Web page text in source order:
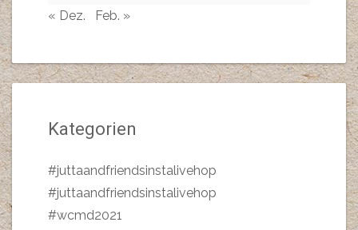
« Dez. Feb. »
Kategorien
#juttaandfriendsinstalivehop
#juttaandfriendsinstalivehop
#wcmd2021